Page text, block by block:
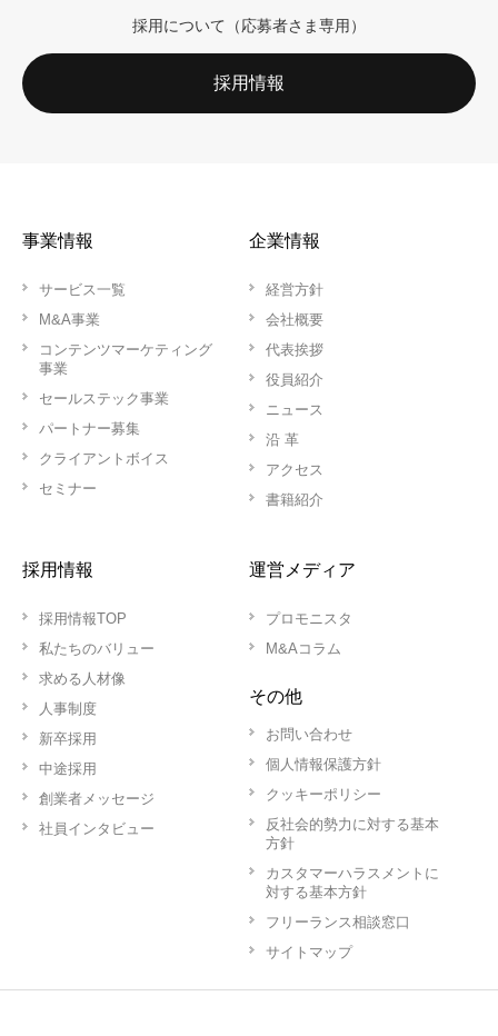
採用について（応募者さま専用）
採用情報
事業情報
サービス一覧
M&A事業
コンテンツマーケティング
事業
セールステック事業
パートナー募集
クライアントボイス
セミナー
企業情報
経営方針
会社概要
代表挨拶
役員紹介
ニュース
沿 革
アクセス
書籍紹介
採用情報
採用情報TOP
私たちのバリュー
求める人材像
人事制度
新卒採用
中途採用
創業者メッセージ
社員インタビュー
運営メディア
プロモニスタ
M&Aコラム
その他
お問い合わせ
個人情報保護方針
クッキーポリシー
反社会的勢力に対する基本
方針
カスタマーハラスメントに
対する基本方針
フリーランス相談窓口
サイトマップ